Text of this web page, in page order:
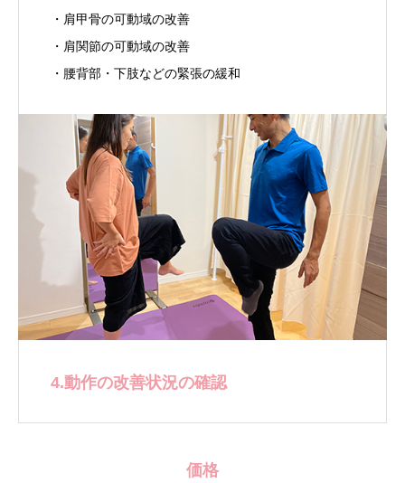
・肩甲骨の可動域の改善
・肩関節の可動域の改善
・腰背部・下肢などの緊張の緩和
4.動作の改善状況の確認
価格